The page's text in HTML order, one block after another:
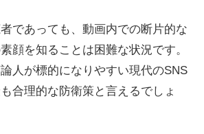
であっても、動画内での断片的な
顔を知ることは困難な状況です。
人が標的になりやすい現代のSNS
合理的な防衛策と言えるでしょ